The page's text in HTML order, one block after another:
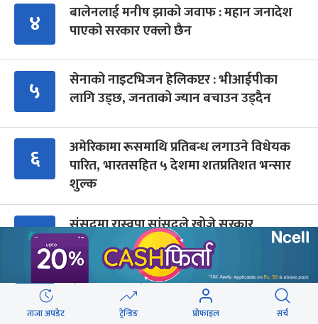
४
बालेनलाई मनीष झाको जवाफ : महान जनादेश
पाएको सरकार एक्लो छैन
५
सेनाको नाइटभिजन हेलिकप्टर : भीआईपीका
लागि उड्छ, जनताको ज्यान बचाउन उड्दैन
६
अमेरिकामा रूसमाथि प्रतिबन्ध लगाउने विधेयक
पारित, भारतसहित ५ देशमा शतप्रतिशत भन्सार
शुल्क
७ संसद्‍मा रास्वपा सांसदले खोजे सरकार
८
शैक्षिक क्रेडिट बैंक : विदेशमा अध्ययन पूरा नगरी
फर्किए नेपालमा निरन्तरता
ताजा अपडेट ट्रेन्डिङ प्रोफाइल सर्च